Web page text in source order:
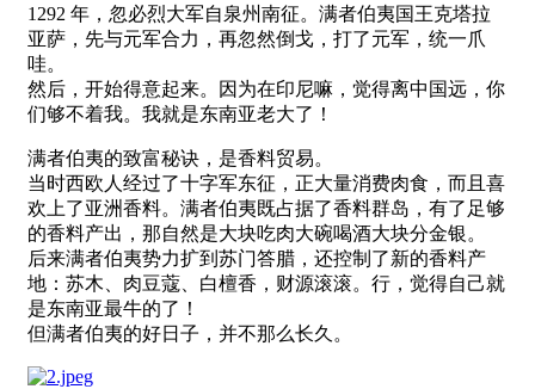
1292 年，忽必烈大军自泉州南征。满者伯夷国王克塔拉
亚萨，先与元军合力，再忽然倒戈，打了元军，统一爪
哇。
然后，开始得意起来。因为在印尼嘛，觉得离中国远，你
们够不着我。我就是东南亚老大了！
满者伯夷的致富秘诀，是香料贸易。
当时西欧人经过了十字军东征，正大量消费肉食，而且喜
欢上了亚洲香料。满者伯夷既占据了香料群岛，有了足够
的香料产出，那自然是大块吃肉大碗喝酒大块分金银。
后来满者伯夷势力扩到苏门答腊，还控制了新的香料产
地：苏木、肉豆蔻、白檀香，财源滚滚。行，觉得自己就
是东南亚最牛的了！
但满者伯夷的好日子，并不那么长久。